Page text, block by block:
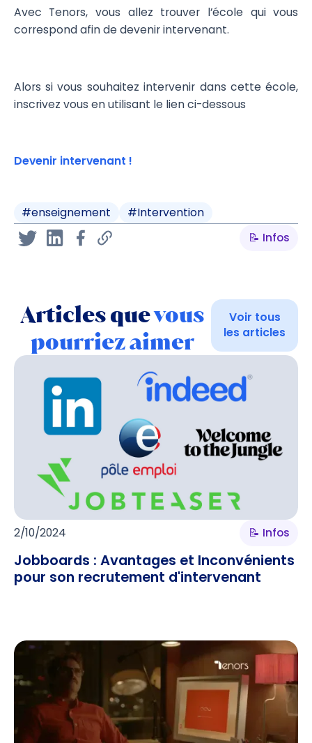
Avec Tenors, vous allez trouver l’école qui vous
correspond afin de devenir intervenant.
Alors si vous souhaitez intervenir dans cette école,
inscrivez vous en utilisant le lien ci-dessous
Devenir intervenant !
#enseignement #Intervention
📝 Infos
Articles quevous
pourriez aimer
Voir tous
les articles
2/10/2024 📝 Infos
Jobboards : Avantages et Inconvénients
pour son recrutement d'intervenant